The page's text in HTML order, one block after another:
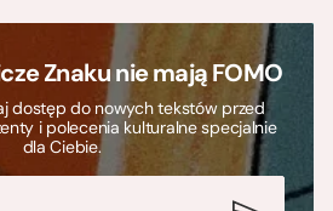
Znaku nie mają FOMO
dostęp do nowych tekstów przed
i polecenia kulturalne specjalnie
dla Ciebie.